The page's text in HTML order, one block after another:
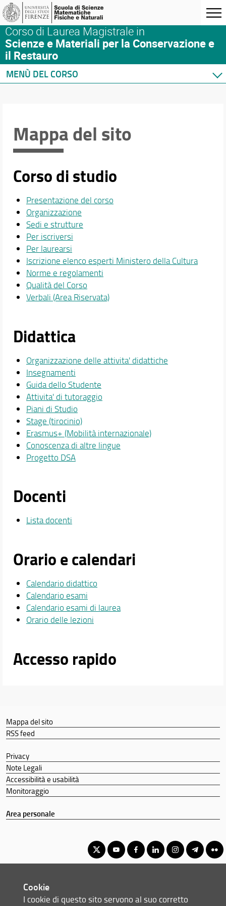
Corso di Laurea Magistrale in
Scienze e Materiali per la Conservazione e
il Restauro
MENÙ DEL CORSO
Docenti
Orario e calendari
Mappa del sito
Corso di studio
Presentazione del corso
Organizzazione
Sedi e strutture
Per iscriversi
Per laurearsi
Iscrizione elenco esperti Ministero della Cultura
Norme e regolamenti
Qualità del Corso
Verbali (Area Riservata)
Didattica
Organizzazione delle attivita' didattiche
Insegnamenti
Guida dello Studente
Attivita' di tutoraggio
Piani di Studio
Stage (tirocinio)
Erasmus+ (Mobilità internazionale)
Conoscenza di altre lingue
Progetto DSA
Docenti
Lista docenti
Orario e calendari
Calendario didattico
Calendario esami
Calendario esami di laurea
Orario delle lezioni
Accesso rapido
Mappa del sito
RSS feed
Privacy
Note Legali
Accessibilità e usabilità
Monitoraggio
Area personale
Cookie
I cookie di questo sito servono al suo corretto